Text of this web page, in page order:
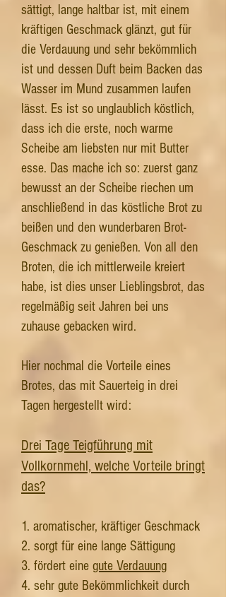
sättigt, lange haltbar ist, mit einem
kräftigen Geschmack glänzt, gut für
die Verdauung und sehr bekömmlich
ist und dessen Duft beim Backen das
Wasser im Mund zusammen laufen
lässt. Es ist so unglaublich köstlich,
dass ich die erste, noch warme
Scheibe am liebsten nur mit Butter
esse. Das mache ich so: zuerst ganz
bewusst an der Scheibe riechen um
anschließend in das köstliche Brot zu
beißen und den wunderbaren Brot-
Geschmack zu genießen. Von all den
Broten, die ich mittlerweile kreiert
habe, ist dies unser Lieblingsbrot, das
regelmäßig seit Jahren bei uns
zuhause gebacken wird.
Hier nochmal die Vorteile eines
Brotes, das mit Sauerteig in drei
Tagen hergestellt wird:
Drei Tage Teigführung mit
Vollkornmehl, welche Vorteile bringt
das?
1. aromatischer, kräftiger Geschmack
2. sorgt für eine lange Sättigung
3. fördert eine gute Verdauung
4. sehr gute Bekömmlichkeit durch